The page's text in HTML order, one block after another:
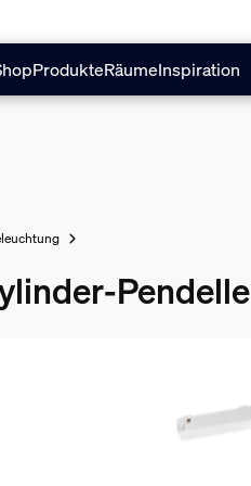
ProdukteRäumeInspiration